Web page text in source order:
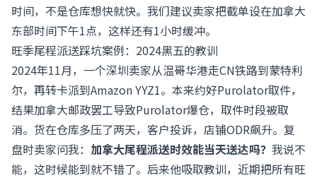
时间，不是仓库想快就快。我们建议卖家把截单设在加拿大
东部时间下午1点，这样还有1小时缓冲。
旺季尾程派送踩坑案例：2024黑五的教训
2024年11月，一个深圳卖家从温哥华港走CN铁路到蒙特利
尔，再转卡派到Amazon YYZ1。本来约好Purolator取件，
结果加拿大邮政罢工导致Purolator爆仓，取件时段被取
消。货在仓库多压了两天，客户投诉，店铺ODR飙升。复
盘时卖家问我： 加拿大尾程派送时效能当天送达吗？ 我说不
能，这时候能到就不错了。后来他吸取教训，近期把所有旺